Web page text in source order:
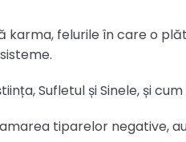
karma, felurile în care o
Sufletul și Sinele, și cum
tiparelor negative,